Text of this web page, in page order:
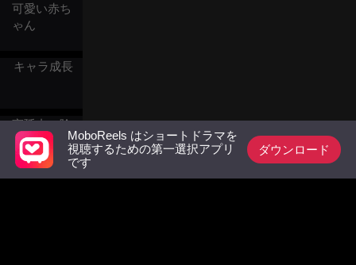
可愛い赤ち
ゃん
キャラ成長
宮廷内の陰
謀
契約結婚
MoboReels はショートドラマを
視聴するための第一選択アプリ
です
ダウンロード